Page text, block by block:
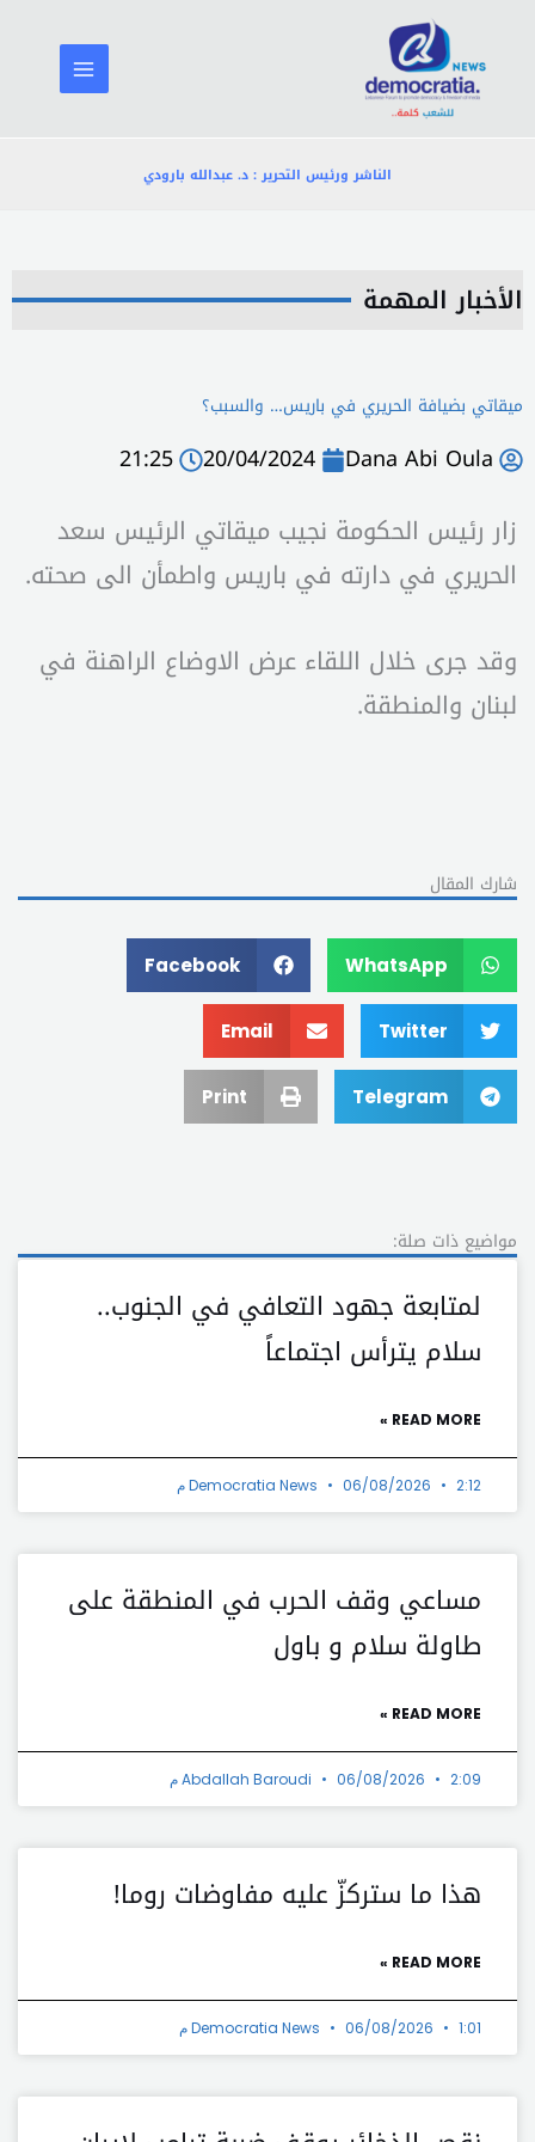
المحتوى
الناشر ورئيس التحرير : د. عبدالله بارودي
الأخبار المهمة
ميقاتي بضيافة الحريري في باريس… والسبب؟
Dana Abi Oula
20/04/2024
21:25
زار رئيس الحكومة نجيب ميقاتي الرئيس سعد
الحريري في دارته في باريس واطمأن الى صحته.
وقد جرى خلال اللقاء عرض الاوضاع الراهنة في
لبنان والمنطقة.
شارك المقال
WhatsApp
Facebook
Twitter
Email
Telegram
Print
مواضيع ذات صلة:
لمتابعة جهود التعافي في الجنوب..
سلام يترأس اجتماعاً
READ MORE »
Democratia News 06/08/2026 2:12 م
مساعي وقف الحرب في المنطقة على
طاولة سلام و باول
READ MORE »
Abdallah Baroudi 06/08/2026 2:09 م
هذا ما ستركزّ عليه مفاوضات روما!
READ MORE »
Democratia News 06/08/2026 1:01 م